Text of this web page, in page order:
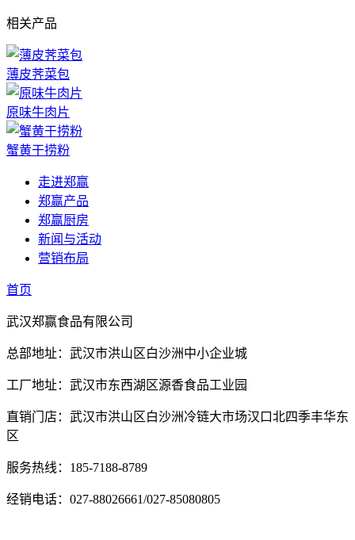
相关产品
薄皮荠菜包
原味牛肉片
蟹黄干捞粉
走进郑赢
郑赢产品
郑赢厨房
新闻与活动
营销布局
首页
武汉郑赢食品有限公司
总部地址：武汉市洪山区白沙洲中小企业城
工厂地址：武汉市东西湖区源香食品工业园
直销门店：武汉市洪山区白沙洲冷链大市场汉口北四季丰华东
区
服务热线：185-7188-8789
经销电话：027-88026661/027-85080805